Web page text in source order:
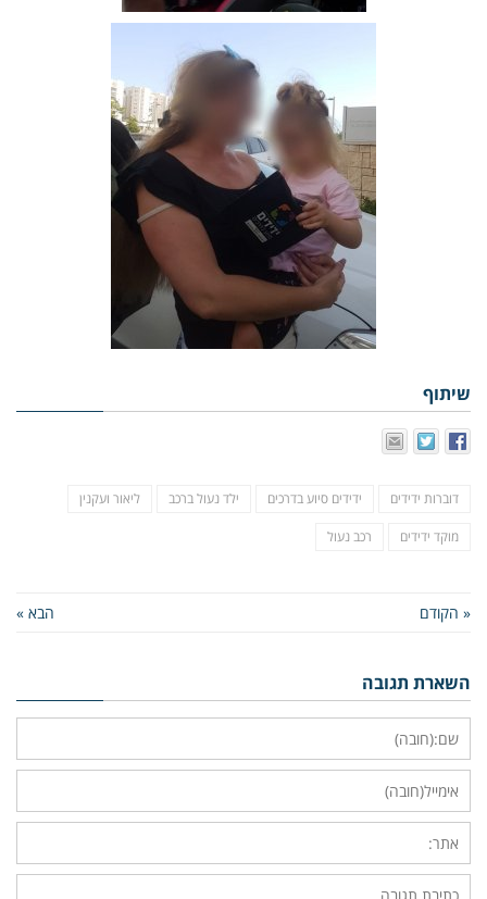
שיתוף
דוברות ידידים ידידים סיוע בדרכים ילד נעול ברכב ליאור ועקנין
מוקד ידידים רכב נעול
« הקודם הבא »
השארת תגובה